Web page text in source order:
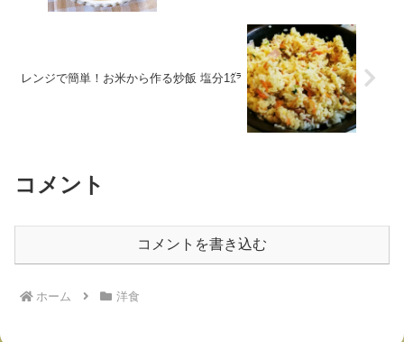
レンジで簡単！お米から作る炒飯 塩分1㌘
コメント
コメントを書き込む
ホーム 洋食